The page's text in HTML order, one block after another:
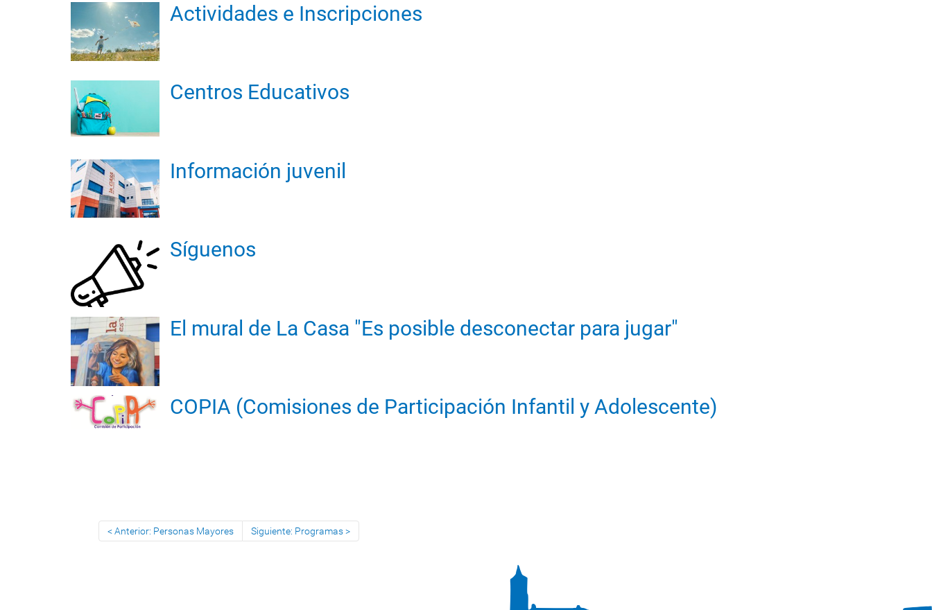
Actividades e Inscripciones
Centros Educativos
Información juvenil
Síguenos
El mural de La Casa "Es posible desconectar para jugar"
COPIA (Comisiones de Participación Infantil y Adolescente)
Anterior: Personas Mayores Siguiente: Programas